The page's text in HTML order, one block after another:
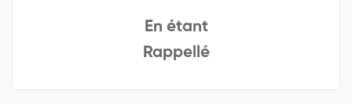
En étant
Rappellé